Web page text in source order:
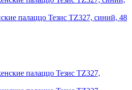
палаццо Тезис TZ327, синий, 48